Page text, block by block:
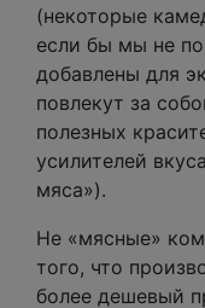
(некоторые
если бы мы не
добавлены для
повлекут за
полезных
усилителей
мяса»).
Не «мясные»
того, что
более дешевый